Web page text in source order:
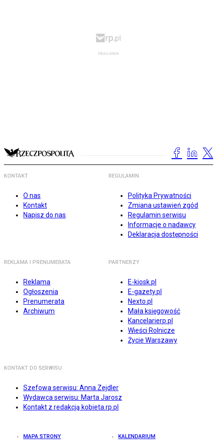
KONTAKT
O nas
Kontakt
Napisz do nas
REGULAMIN
Polityka Prywatności
Zmiana ustawień zgód
Regulamin serwisu
Informacje o nadawcy
Deklaracja dostępności
REKLAMA I PRENUMERATA
Reklama
Ogłoszenia
Prenumerata
Archiwum
PARTNERZY
E-kiosk.pl
E-gazety.pl
Nexto.pl
Mała księgowość
Kancelarierp.pl
Wieści Rolnicze
Życie Warszawy
KONTAKT DO SERWISU
Szefowa serwisu: Anna Zejdler
Wydawca serwisu: Marta Jarosz
Kontakt z redakcją kobieta.rp.pl
MAPA STRONY KALENDARIUM